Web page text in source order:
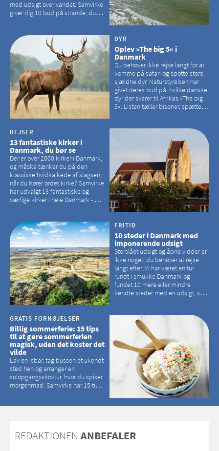
med udsigt over vandet. Samvirke
giver dig 10 bud på strande, du
DYR
Oplev »The big 5« i
Danmark
Du behøver ikke rejse langt for at
komme på safari og spotte store,
sjældne dyr. Naturstyrelsen har
givet deres bud på, hvilke danske
dyr der svarer til Afrikas »The big
5«. Listen tæller bisoner, spættede
REJSER
13 fantastiske kirker i
Danmark, du bør se
Der er over 2000 kirker i Danmark,
og måske tænker du på den
klassiske hvidkalkede af slagsen,
når du hører ordet kirke? Samvirke
har udvalgt 13 fantastiske og
særlige kirker i hele Danmark - og
hvilke kirker, der er en omvej værd
FRITID
10 steder i Danmark med
imponerende udsigt
Storslået udsigt og åbne vidder er
ikke noget, du behøver at rejse
langt efter. Vi har været en tur
rundt i smukke Danmark og
fundet 10 mere eller mindre
kendte steder med en udsigt, som
GRATIS FORNØJELSER
Billig sommerferie: 15 tips
til at gøre sommerferien
magisk, uden det koster det
vilde
Lav en isbar, tag bussen et ukendt
sted hen og arranger en
solopgangsskovtur, hvor du spiser
morgenmad. Samvirke har 15 tips
REDAKTIONEN ANBEFALER